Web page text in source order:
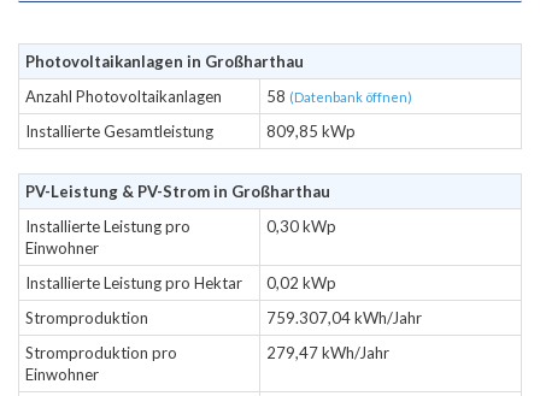
Photovoltaikanlagen in Großharthau
Anzahl Photovoltaikanlagen
58 (Datenbank öffnen)
Installierte Gesamtleistung 809,85 kWp
PV-Leistung & PV-Strom in Großharthau
Installierte Leistung pro
Einwohner
0,30 kWp
Installierte Leistung pro Hektar
0,02 kWp
Stromproduktion
759.307,04 kWh/Jahr
Stromproduktion pro
Einwohner
279,47 kWh/Jahr